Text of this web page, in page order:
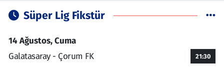
Süper Lig Fikstür
14 Ağustos, Cuma
Galatasaray - Çorum FK
21:30